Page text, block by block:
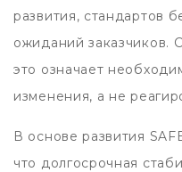
развития, стандартов
ожиданий заказчиков.
это означает
изменения, а не
В основе развития
что долгосрочная